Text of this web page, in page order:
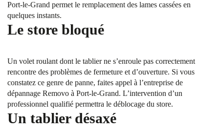
Port-le-Grand permet le remplacement des lames cassées en
quelques instants.
Le store bloqué
Un volet roulant dont le tablier ne s’enroule pas correctement
rencontre des problèmes de fermeture et d’ouverture. Si vous
constatez ce genre de panne, faites appel à l’entreprise de
dépannage Removo à Port-le-Grand. L’intervention d’un
professionnel qualifié permettra le déblocage du store.
Un tablier désaxé